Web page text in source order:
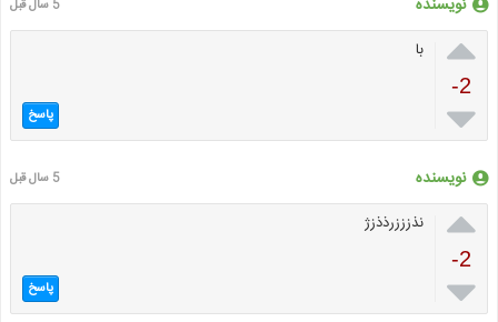
نویسنده 5 سال قبل

-2

با
پاسخ
نویسنده 5 سال قبل

-2

نذزززرذذزژ
پاسخ